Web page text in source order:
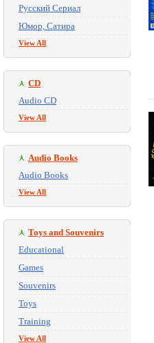
Русский Сериал
Юмор, Сатира
View All
CD
Audio CD
View All
Audio Books
Audio Books
View All
Toys and Souvenirs
Educational
Games
Souvenirs
Toys
Training
View All